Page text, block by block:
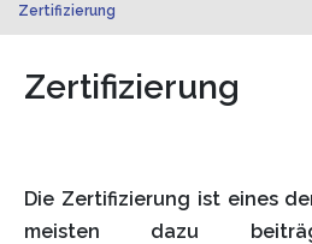
Zertifizierung
Zertifizierung
Die Zertifizierung ist eines
meisten dazu